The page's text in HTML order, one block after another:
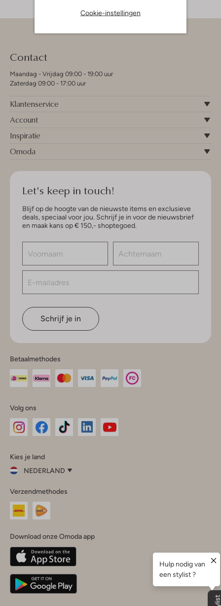
Cookie-instellingen
Contact
Maandag - Vrijdag 09:00 - 19:00 uur
Zaterdag 09:00 - 17:00 uur
Klantenservice
Account
Inspiratie
Omoda
Let's keep in touch!
Blijf op de hoogte van de nieuwste items en exclusieve
deals, speciaal voor jou. Schrijf je in voor de nieuwsbrief
en maak kans op € 150,- shoptegoed.
Schrijf je in
Betaalmethodes
Volg ons
InstagramFacebook
Kies je land
NEDERLAND
je
land
Nederland
Belgique(Français)
Deutschland
Verzendmethodes
Download onze Omoda app